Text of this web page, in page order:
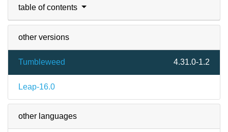
table of contents
other versions
Tumbleweed 4.31.0-1.2
Leap-16.0
other languages